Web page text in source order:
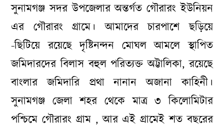
সুনামগঞ্জ সদর উপজেলার অন্তর্গত গৌরারং ইউনিয়ন
এর গৌরারং গ্রামে। আমাদের চারপাশে ছড়িয়ে
-ছিটিয়ে রয়েছে দৃষ্টিনন্দন মোঘল আমলে স্থাপিত
জমিদারদের বিলাস বহুল পরিত্যক্ত অট্টালিকা, রয়েছে
বাংলার জমিদারি প্রথা নানান অজানা কাহিনী।
সুনামগঞ্জ জেলা শহর থেকে মাত্র ৩ কিলোমিটার
পশ্চিমে গৌরারং গ্রাম , আর এই গ্রামেই শত বছরের